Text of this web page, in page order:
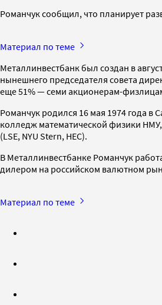
Романчук сообщил, что планирует
Материал по теме
Металлинвестбанк был создан в
нынешнего председателя совета
еще 51% — семи акционерам-
Романчук родился 16 мая 1974 года
колледж математической физики НМУ,
(LSE, NYU Stern, HEC).
В Металлинвестбанке Романчук
дилером на российском валютном
Материал по теме